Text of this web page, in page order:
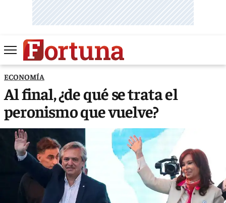
ECONOMÍA
Al final, ¿de qué se trata el
peronismo que vuelve?